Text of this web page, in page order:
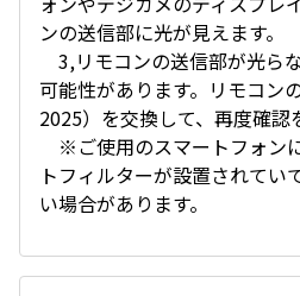
ンの送信部に光が見えます。
3,リモコンの送信部が光ら
可能性があります。リモコン
2025）を交換して、再度確認
※ご使用のスマートフォン
トフィルターが設置されてい
い場合があります。